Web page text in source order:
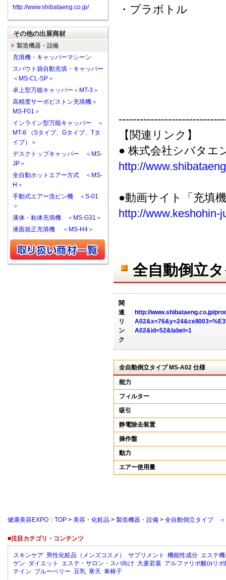
・プラボトル
【関連リンク】
● 株式会社シバタエ
http://
●動画サイト「充填
http://www.keshohin-
全自動倒立
関
連
リ
ン
ク
http://www.shibataeng.co.jp/
A02&id=52&label=1
全自動倒立タイプ MS-A02 仕様
能力
フィルター
吸引
静電除去装置
操作盤
動力
エアー使用量
http://www.shibataeng.co.jp/
その他の出展商材
製造機器・設備
充填機・キャッパーマシーン
スパウト袋自動充填・キャッパー
＜MS-CL-SP＞
卓上型万能キャッパー＜MT-3＞
高精度サーボピストン充填機＜
MS-F01＞
インライン型万能キャッパー ＜
MT-8 （Sタイプ、Gタイプ、Tタ
イプ）＞
デスクトップキャッパー ＜MS-
JP＞
全自動ホットエアー方式 ＜MS-
H＞
手動式エアー洗ビン機 ＜S-01
＞
液体・粘体充填機 ＜MS-G31＞
液面規正充填機 ＜MS-H4＞
健康美容EXPO：TOP > 美容・化粧品 > 製造機器・設備 > 全自動倒立タイプ ＜
■注目カテゴリ・コンテンツ
スキンケア 男性化粧品（メンズコスメ） サプリメント 機能性成分 エステ
ゲン ダイエット エステ・サロン・スパ向け 大麦若葉 アルファリポ酸(αリポ
テイン ブルーベリー 豆乳 寒天 車椅子